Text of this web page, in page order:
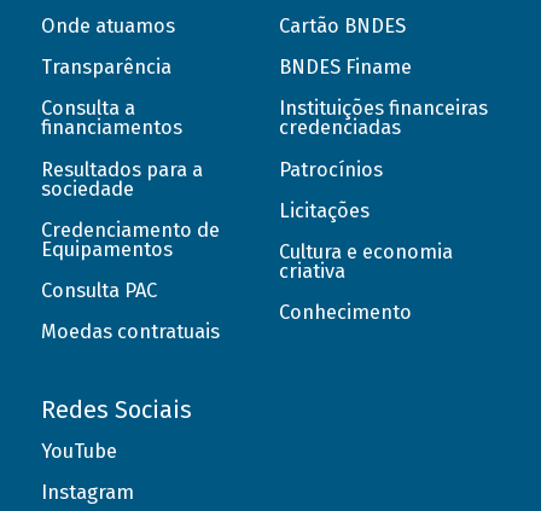
Onde atuamos
Transparência
Consulta a
financiamentos
Resultados para a
sociedade
Credenciamento de
Equipamentos
Consulta PAC
Moedas contratuais
Cartão BNDES
BNDES Finame
Instituições financeiras
credenciadas
Patrocínios
Licitações
Cultura e economia
criativa
Conhecimento
Redes Sociais
YouTube
Instagram